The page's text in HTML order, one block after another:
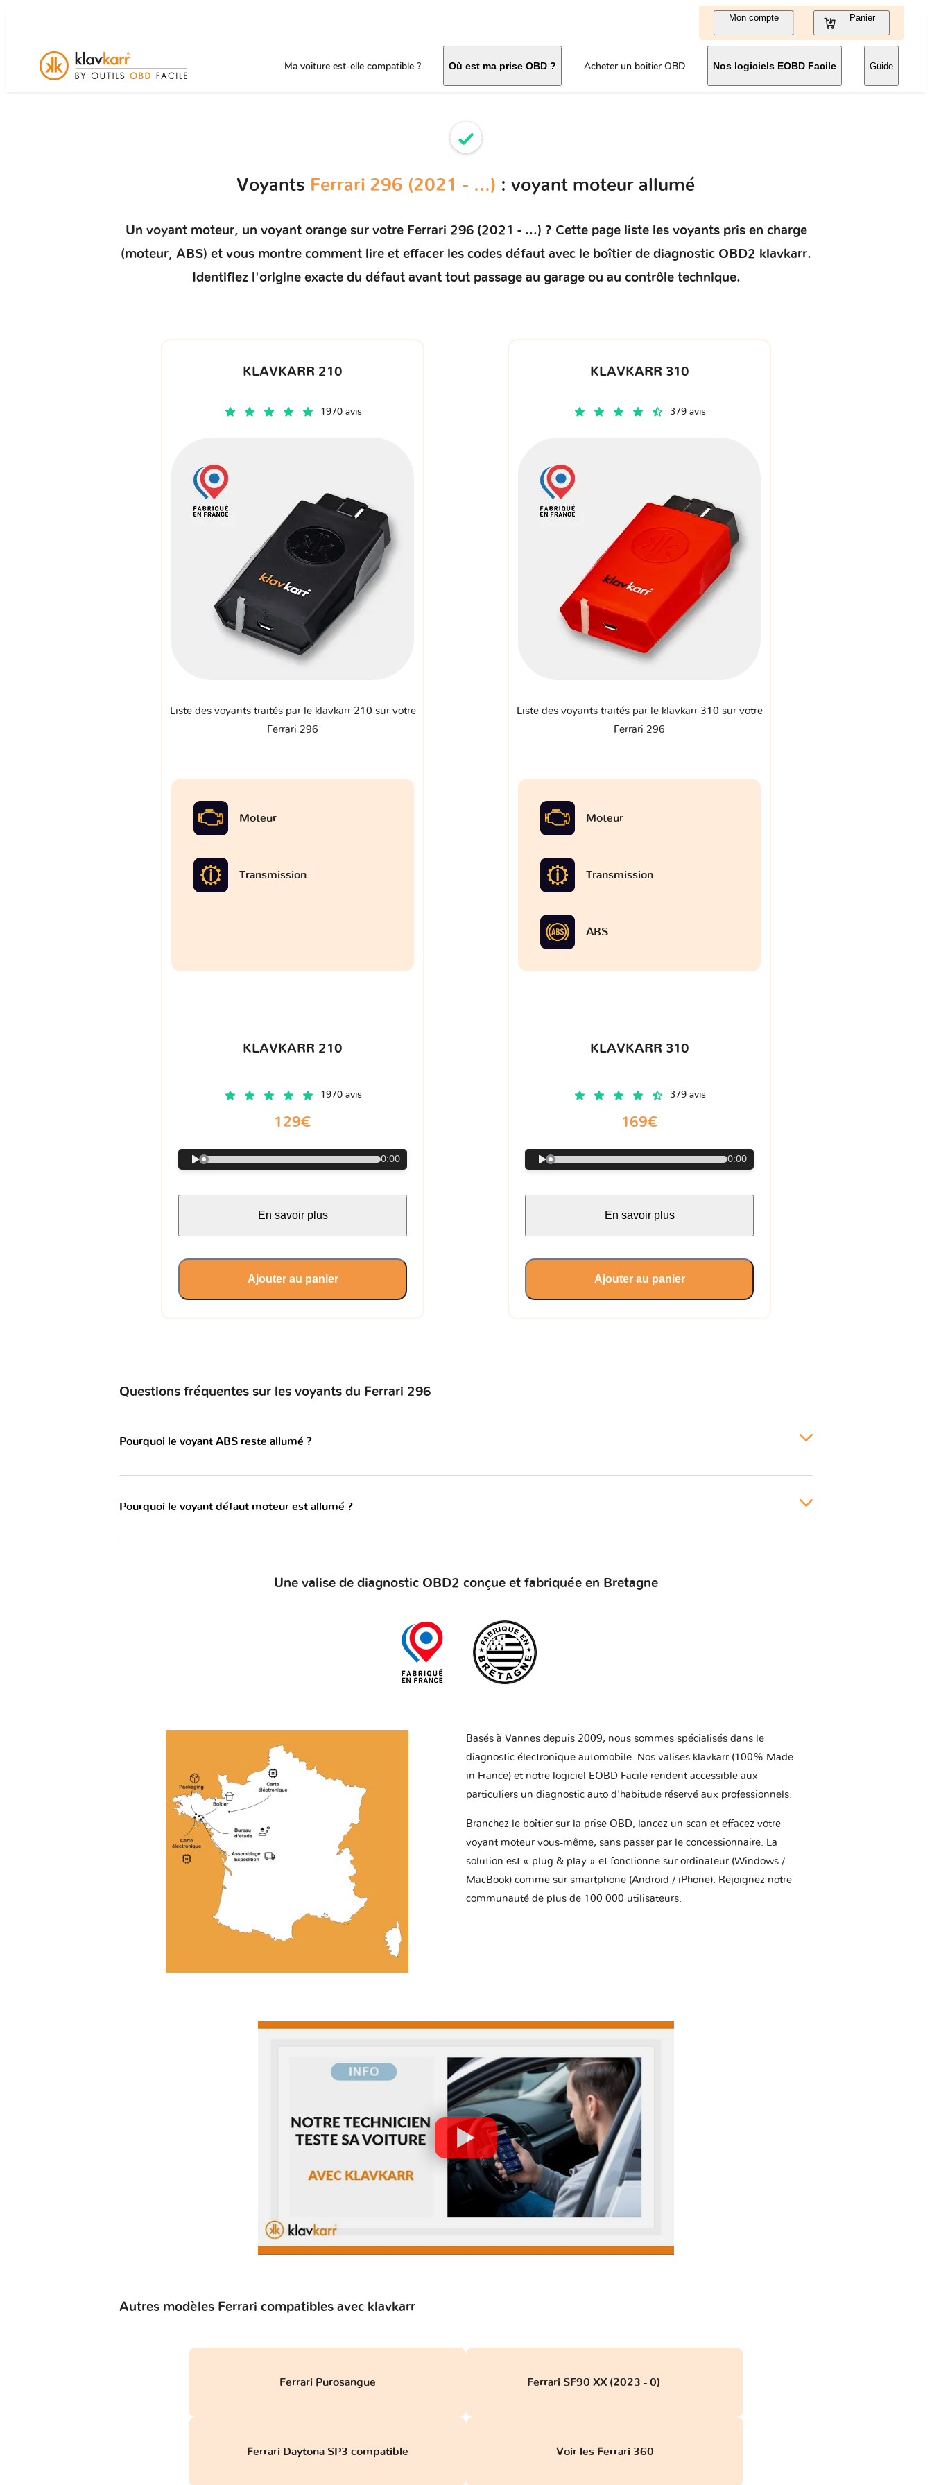
Mon compte Panier
Ma voiture est-elle compatible ? Où est ma prise OBD ? Acheter un boitier OBD Nos logiciels EOBD Facile Guide
Voyants Ferrari 296 (2021 - ...) : voyant moteur allumé
Un voyant moteur, un voyant orange sur votre Ferrari 296 (2021 - ...) ? Cette page liste les voyants pris en charge
(moteur, ABS) et vous montre comment lire et effacer les codes défaut avec le boîtier de diagnostic OBD2 klavkarr.
Identifiez l'origine exacte du défaut avant tout passage au garage ou au contrôle technique.
KLAVKARR 210
1970 avis
Liste des voyants traités par le klavkarr 210 sur votre
Ferrari 296
Moteur
Transmission
KLAVKARR 210
1970 avis
129€
0:00
En savoir plus
Ajouter au panier
KLAVKARR 310
379 avis
Liste des voyants traités par le klavkarr 310 sur votre
Ferrari 296
Moteur
Transmission
ABS
KLAVKARR 310
379 avis
169€
0:00
En savoir plus
Ajouter au panier
Questions fréquentes sur les voyants du Ferrari 296
Pourquoi le voyant ABS reste allumé ?
Pourquoi le voyant défaut moteur est allumé ?
Une valise de diagnostic OBD2 conçue et fabriquée en Bretagne
Basés à Vannes depuis 2009, nous sommes spécialisés dans le
diagnostic électronique automobile. Nos valises klavkarr (100% Made
in France) et notre logiciel EOBD Facile rendent accessible aux
particuliers un diagnostic auto d'habitude réservé aux professionnels.
Branchez le boîtier sur la prise OBD, lancez un scan et effacez votre
voyant moteur vous-même, sans passer par le concessionnaire. La
solution est « plug & play » et fonctionne sur ordinateur (Windows /
MacBook) comme sur smartphone (Android / iPhone). Rejoignez notre
communauté de plus de 100 000 utilisateurs.
Autres modèles Ferrari compatibles avec klavkarr
Ferrari Purosangue Ferrari SF90 XX (2023 - 0)
Ferrari Daytona SP3 compatible Voir les Ferrari 360